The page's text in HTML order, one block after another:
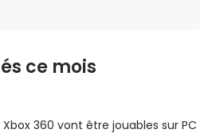
ce mois
Xbox 360 vont être jouables sur PC